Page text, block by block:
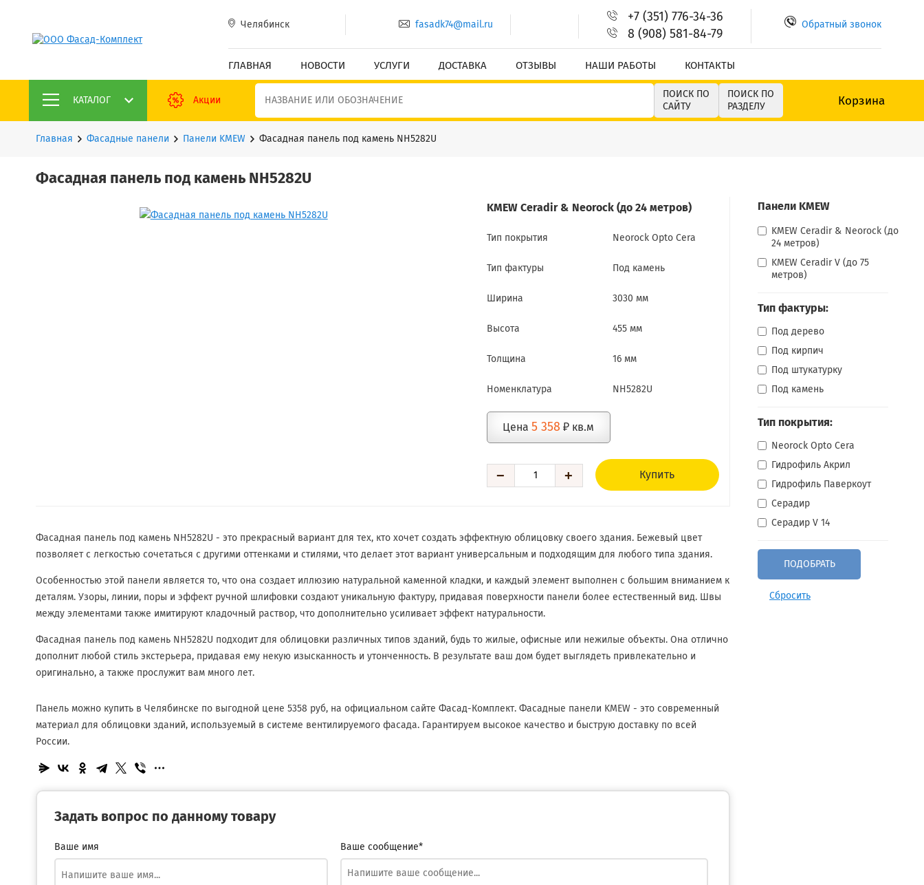
Челябинск fasadk74@mail.ru
+7 (351) 776-34-36
8 (908) 581-84-79
Обратный звонок
ГЛАВНАЯ НОВОСТИ УСЛУГИ ДОСТАВКА ОТЗЫВЫ НАШИ РАБОТЫ КОНТАКТЫ
КАТАЛОГ Акции
ПОИСК ПО
САЙТУ
ПОИСК ПО
РАЗДЕЛУ
Корзина
Главная Фасадные панели Панели KMEW Фасадная панель под камень NH5282U
Фасадная панель под камень NH5282U
KMEW Ceradir & Neorock (до 24 метров)
Тип покрытия Neorock Opto Cera
Тип фактуры Под камень
Ширина 3030 мм
Высота 455 мм
Толщина 16 мм
Номенклатура NH5282U
Цена5 358 ₽ кв.м
− + Купить
Фасадная панель под камень NH5282U - это прекрасный вариант для тех, кто хочет создать эффектную облицовку своего здания. Бежевый цвет
позволяет с легкостью сочетаться с другими оттенками и стилями, что делает этот вариант универсальным и подходящим для любого типа здания.
Особенностью этой панели является то, что она создает иллюзию натуральной каменной кладки, и каждый элемент выполнен с большим вниманием к
деталям. Узоры, линии, поры и эффект ручной шлифовки создают уникальную фактуру, придавая поверхности панели более естественный вид. Швы
между элементами также имитируют кладочный раствор, что дополнительно усиливает эффект натуральности.
Фасадная панель под камень NH5282U подходит для облицовки различных типов зданий, будь то жилые, офисные или нежилые объекты. Она отлично
дополнит любой стиль экстерьера, придавая ему некую изысканность и утонченность. В результате ваш дом будет выглядеть привлекательно и
оригинально, а также прослужит вам много лет.
Панель можно купить в Челябинске по выгодной цене 5358 руб, на официальном сайте Фасад-Комплект. Фасадные панели KMEW - это современный
материал для облицовки зданий, используемый в системе вентилируемого фасада. Гарантируем высокое качество и быструю доставку по всей
России.
Задать вопрос по данному товару
Ваше имя Ваше сообщение*
Панели KMEW
KMEW Ceradir & Neorock (до
24 метров)
KMEW Ceradir V (до 75
метров)
Тип фактуры:
Под дерево
Под кирпич
Под штукатурку
Под камень
Тип покрытия:
Neorock Opto Cera
Гидрофиль Акрил
Гидрофиль Паверкоут
Серадир
Серадир V 14
Сбросить